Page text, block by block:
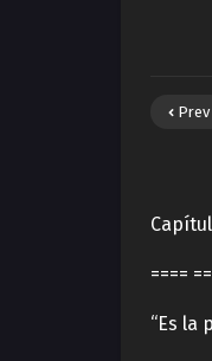
Prev
====
“Es la